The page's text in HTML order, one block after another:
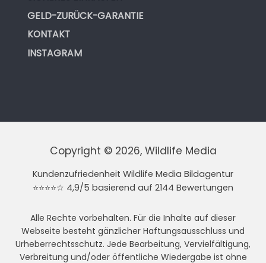
GELD-ZURÜCK-GARANTIE
KONTAKT
INSTAGRAM
Copyright © 2026, Wildlife Media
Kundenzufriedenheit Wildlife Media Bildagentur
⭐⭐⭐⭐☆ 4,9/5 basierend auf 2144 Bewertungen
Alle Rechte vorbehalten. Für die Inhalte auf dieser
Webseite besteht gänzlicher Haftungsausschluss und
Urheberrechtsschutz. Jede Bearbeitung, Vervielfältigung,
Verbreitung und/oder öffentliche Wiedergabe ist ohne